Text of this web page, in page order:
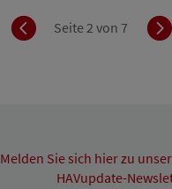
ZurückSeite 2 von 7
Melden Sie sich hier zu
HAVupdate-